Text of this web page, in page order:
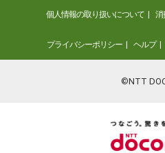
個人情報の取り扱いについて 消
プライバシーポリシー ヘルプ
©NTT